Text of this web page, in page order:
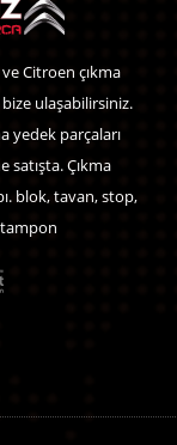
Citroen çıkma
ulaşabilirsiniz.
yedek parçaları
Çıkma
blok, tavan, stop,